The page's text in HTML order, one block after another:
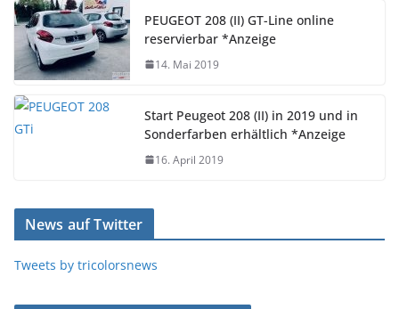
PEUGEOT 208 (II) GT-Line online
reservierbar *Anzeige
14. Mai 2019
Start Peugeot 208 (II) in 2019 und in
Sonderfarben erhältlich *Anzeige
16. April 2019
News auf Twitter
Tweets by tricolorsnews